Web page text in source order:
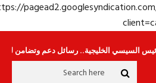
https://
رسائل دعم وتضامن للأشقاء جهاز